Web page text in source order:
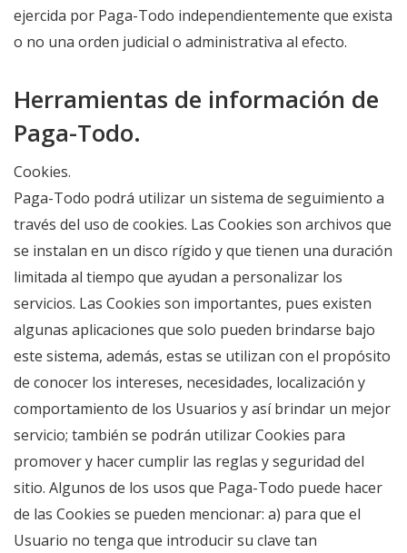
ejercida por Paga-Todo independientemente que exista
o no una orden judicial o administrativa al efecto.
Herramientas de información de
Paga-Todo.
Cookies.
Paga-Todo podrá utilizar un sistema de seguimiento a
través del uso de cookies. Las Cookies son archivos que
se instalan en un disco rígido y que tienen una duración
limitada al tiempo que ayudan a personalizar los
servicios. Las Cookies son importantes, pues existen
algunas aplicaciones que solo pueden brindarse bajo
este sistema, además, estas se utilizan con el propósito
de conocer los intereses, necesidades, localización y
comportamiento de los Usuarios y así brindar un mejor
servicio; también se podrán utilizar Cookies para
promover y hacer cumplir las reglas y seguridad del
sitio. Algunos de los usos que Paga-Todo puede hacer
de las Cookies se pueden mencionar: a) para que el
Usuario no tenga que introducir su clave tan